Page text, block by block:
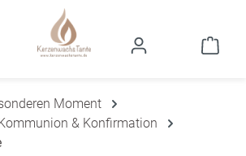
Moment
& Konfirmation